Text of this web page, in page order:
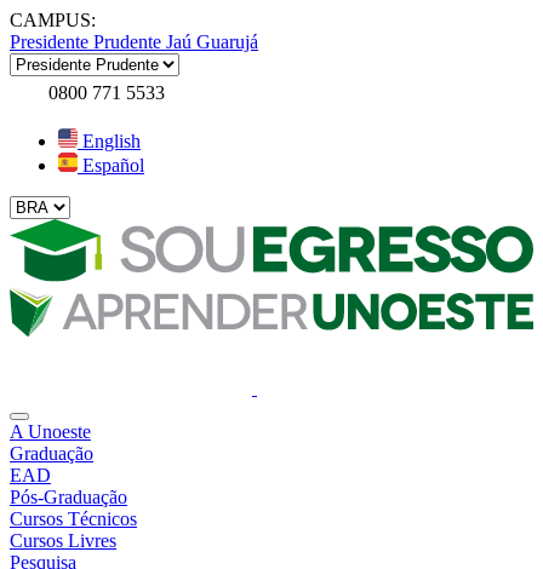
CAMPUS:
Presidente Prudente Jaú Guarujá
0800 771 5533
English
Español
A Unoeste
Graduação
EAD
Pós-Graduação
Cursos Técnicos
Cursos Livres
Pesquisa